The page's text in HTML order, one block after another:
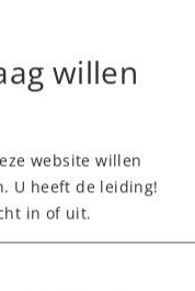
willen
website willen
U heeft de leiding!
in of uit.